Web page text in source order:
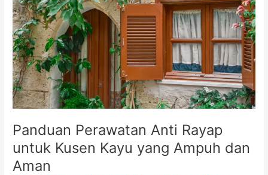
Panduan Perawatan Anti Rayap
untuk Kusen Kayu yang Ampuh dan
Aman
untuk
Kusen
Kayu
yang
Ampuh
dan
Aman